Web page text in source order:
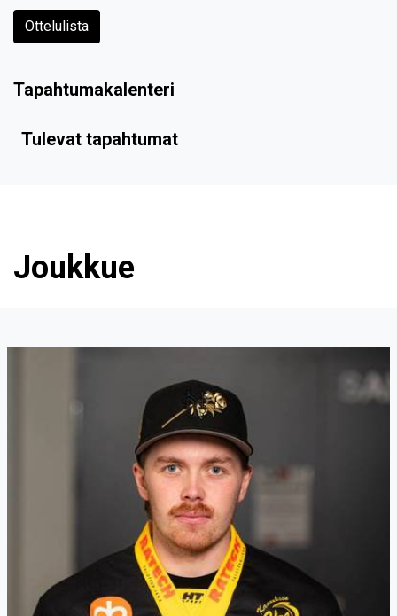
Ottelulista
Tapahtumakalenteri
Tulevat tapahtumat
Joukkue